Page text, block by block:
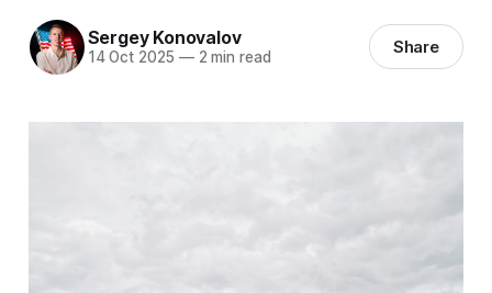
Sergey Konovalov
14 Oct 2025 —2 min read Share